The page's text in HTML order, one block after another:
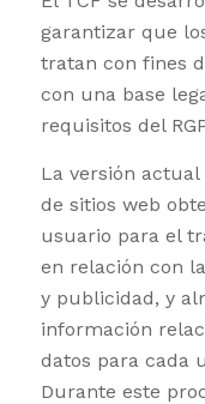
garantizar que
tratan con fines
con una base
requisitos del
La versión
de sitios web
usuario para el
en relación con
y publicidad, y
información
datos para cada
Durante este